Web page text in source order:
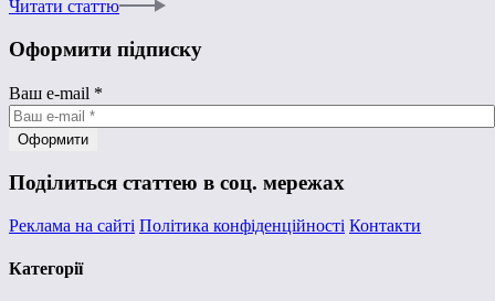
Читати статтю
Оформити підписку
Ваш e-mail *
Поділиться статтею в соц. мережах
Реклама на сайті Політика конфіденційності Контакти
Категорії